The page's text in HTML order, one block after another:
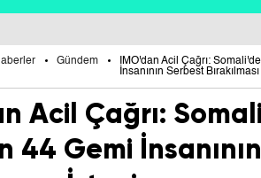
Gündem
IMO'dan Acil Çağrı:
İnsanının Serbest
Acil Çağrı:
44 Gemi